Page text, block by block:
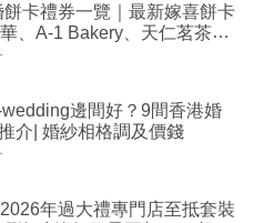
卡禮券一覽｜最新嫁喜餅卡
、A-1 Bakery、天仁茗茶、
Lafayet、agnès b.
邊間好？9間香港婚
介| 婚紗相格調及價錢
年過大禮專門店至抵套裝